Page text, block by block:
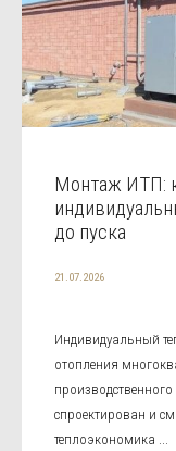
Монтаж ИТП:
до пуска
21.07.2026
Индивидуальный
отопления
спроектирован и
теплоэкономика ...